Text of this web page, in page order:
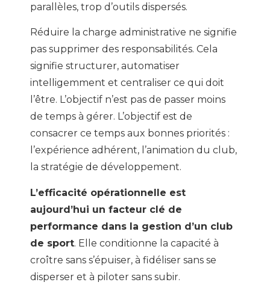
parallèles, trop d’outils dispersés.
Réduire la charge administrative ne signifie
pas supprimer des responsabilités. Cela
signifie structurer, automatiser
intelligemment et centraliser ce qui doit
l’être. L’objectif n’est pas de passer moins
de temps à gérer. L’objectif est de
consacrer ce temps aux bonnes priorités :
l’expérience adhérent, l’animation du club,
la stratégie de développement.
L’efficacité opérationnelle est
aujourd’hui un facteur clé de
performance dans la gestion d’un club
de sport. Elle conditionne la capacité à
croître sans s’épuiser, à fidéliser sans se
disperser et à piloter sans subir.